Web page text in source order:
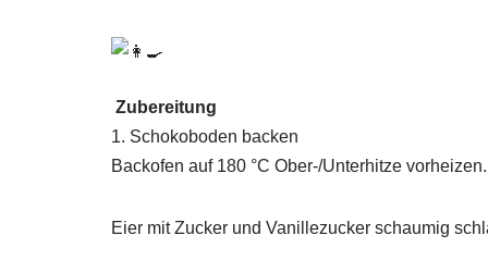
Zubereitung
1. Schokoboden backen
Backofen auf 180 °C Ober-/Unterhitze vorheizen.
Eier mit Zucker und Vanillezucker schaumig